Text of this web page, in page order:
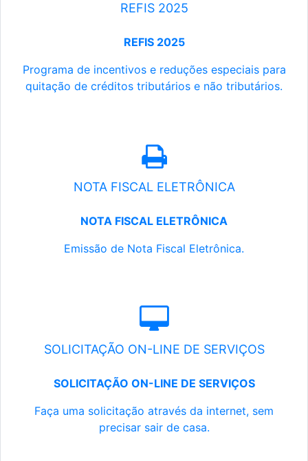
REFIS 2025
REFIS 2025
Programa de incentivos e reduções especiais para
quitação de créditos tributários e não tributários.
NOTA FISCAL ELETRÔNICA
NOTA FISCAL ELETRÔNICA
Emissão de Nota Fiscal Eletrônica.
SOLICITAÇÃO ON-LINE DE SERVIÇOS
SOLICITAÇÃO ON-LINE DE SERVIÇOS
Faça uma solicitação através da internet, sem
precisar sair de casa.